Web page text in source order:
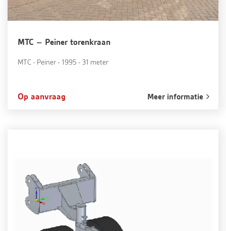
MTC – Peiner torenkraan
MTC - Peiner - 1995 - 31 meter
Op aanvraag Meer informatie